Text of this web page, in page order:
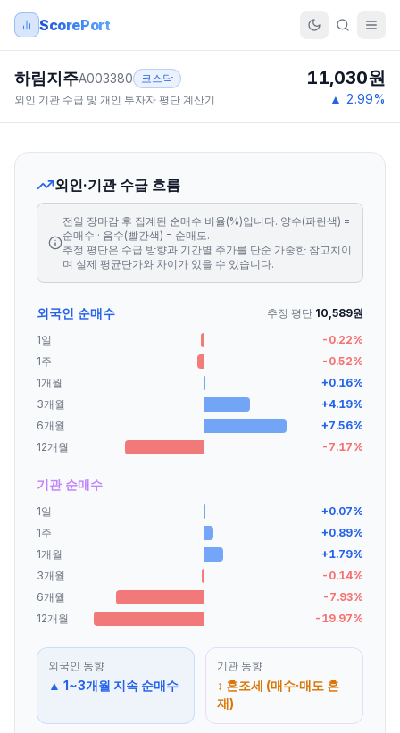
ScorePort
하림지주A003380
코스닥
외인·기관 수급 및 개인 투자자 평단 계산기
11,030원
▲ 2.99%
외인·기관 수급 흐름
전일 장마감 후 집계된 순매수 비율(%)입니다. 양수(파란색) =
순매수 · 음수(빨간색) = 순매도.
추정 평단은 수급 방향과 기간별 주가를 단순 가중한 참고치이
며 실제 평균단가와 차이가 있을 수 있습니다.
외국인 순매수 추정 평단 10,589원
1일
-0.22%
1주
-0.52%
1개월
+0.16%
3개월
+4.19%
6개월
+7.56%
12개월
-7.17%
기관 순매수
1일 +0.07%
1주
+0.89%
1개월
+1.79%
3개월
-0.14%
6개월
-7.93%
12개월
-19.97%
외국인 동향
▲ 1~3개월 지속 순매수
기관 동향
↕ 혼조세 (매수·매도 혼
재)